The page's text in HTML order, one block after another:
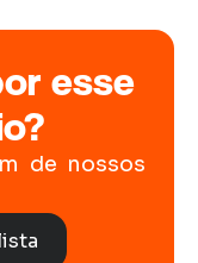
esse
de nossos